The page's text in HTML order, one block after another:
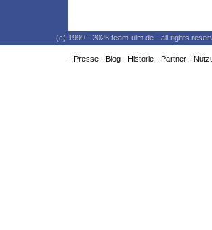
(c) 1999 - 2026 team-ulm.de - all rights
- Presse- Blog- Historie- Partner-